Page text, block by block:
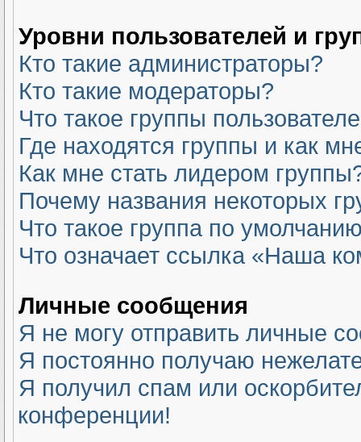
Уровни пользователей и
Кто такие администраторы?
Кто такие модераторы?
Что такое группы
Где находятся группы и как
Как мне стать лидером
Почему названия некоторых
Что такое группа по
Что означает ссылка «Наша
Личные сообщения
Я не могу отправить личные
Я постоянно получаю
Я получил спам или
конференции!